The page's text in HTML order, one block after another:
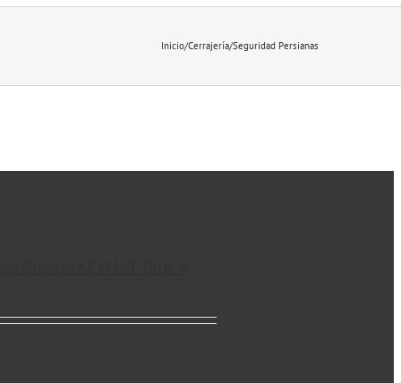
Inicio/Cerrajería/Seguridad Persianas